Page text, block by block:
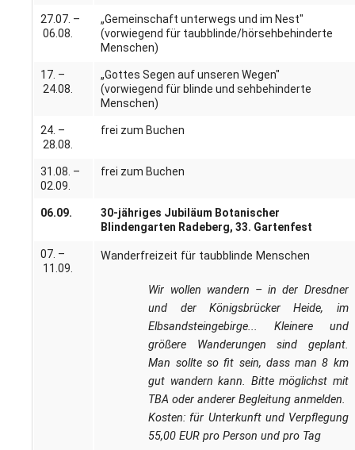
27.07. –
06.08.
„Gemeinschaft unterwegs und im Nest"
(vorwiegend für taubblinde/hörsehbehinderte
Menschen)
17. –
24.08.
„Gottes Segen auf unseren Wegen"
(vorwiegend für blinde und sehbehinderte
Menschen)
24. –
28.08.
frei zum Buchen
31.08. –
02.09.
frei zum Buchen
06.09.
30-jähriges Jubiläum Botanischer
Blindengarten Radeberg, 33. Gartenfest
07. –
11.09.
Wanderfreizeit für taubblinde Menschen
Wir wollen wandern – in der Dresdner
und der Königsbrücker Heide, im
Elbsandsteingebirge... Kleinere und
größere Wanderungen sind geplant.
Man sollte so fit sein, dass man 8 km
gut wandern kann. Bitte möglichst mit
TBA oder anderer Begleitung anmelden.
Kosten: für Unterkunft und Verpflegung
55,00 EUR pro Person und pro Tag